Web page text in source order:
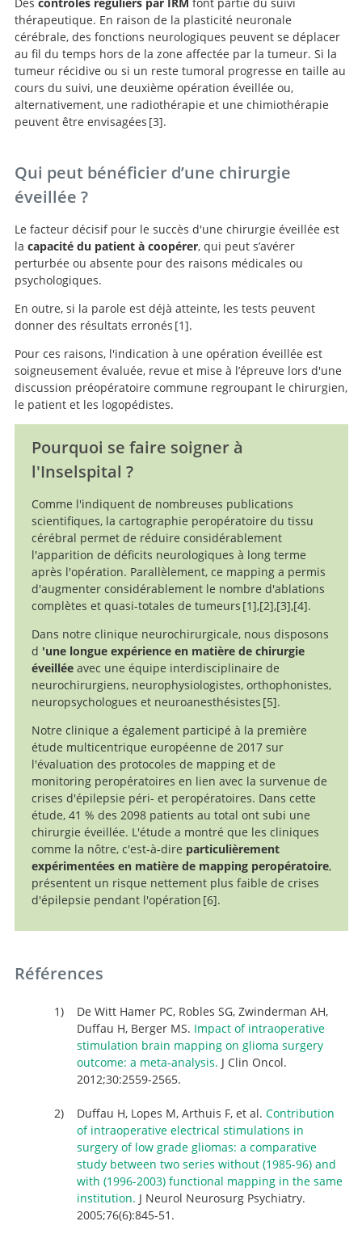
thérapeutique. En raison de la plasticité neuronale
cérébrale, des fonctions neurologiques peuvent se déplacer
au fil du temps hors de la zone affectée par la tumeur. Si la
tumeur récidive ou si un reste tumoral progresse en taille au
cours du suivi, une deuxième opération éveillée ou,
alternativement, une radiothérapie et une chimiothérapie
peuvent être envisagées 3
surgery for glioma: a prospective European Low Grade
Glioma Network multicenter study.
.
Qui peut bénéficier d’une chirurgie
éveillée ?
Le facteur décisif pour le succès d'une chirurgie éveillée est
la capacité du patient à coopérer, qui peut s’avérer
perturbée ou absente pour des raisons médicales ou
psychologiques.
En outre, si la parole est déjà atteinte, les tests peuvent
donner des résultats erronés 1
Impact of intraoperative stimulation
brain mapping on glioma surgery outcome: a meta-
analysis.
.
Pour ces raisons, l'indication à une opération éveillée est
soigneusement évaluée, revue et mise à l’épreuve lors d'une
discussion préopératoire commune regroupant le chirurgien,
le patient et les logopédistes.
Pourquoi se faire soigner à
l'Inselspital ?
Comme l'indiquent de nombreuses publications
scientifiques, la cartographie peropératoire du tissu
cérébral permet de réduire considérablement
l'apparition de déficits neurologiques à long terme
après l'opération. Parallèlement, ce mapping a permis
d'augmenter considérablement le nombre d'ablations
complètes et quasi-totales de tumeurs 1
Impact of intraoperative stimulation
brain mapping on glioma surgery outcome: a meta-
analysis.
, 2
Contribution of
intraoperative electrical stimulations in surgery of low
grade gliomas: a comparative study between two series
without (1985-96) and with (1996-2003) functional
mapping in the same institution.
, 3
Tolerance of awake
surgery for glioma: a prospective European Low Grade
Glioma Network multicenter study.
, 4
Functional mapping-
guided resection of low-grade gliomas in eloquent
areas of the brain: improvement of long-term survival.
.
Dans notre clinique neurochirurgicale, nous disposons
d 'une longue expérience en matière de chirurgie
éveilléeavec une équipe interdisciplinaire de
neurochirurgiens, neurophysiologistes, orthophonistes,
neuropsychologues et neuroanesthésistes 5
Extending
resection and preserving function: modern concepts of
glioma surgery.
.
Notre clinique a également participé à la première
étude multicentrique européenne de 2017 sur
l'évaluation des protocoles de mapping et de
monitoring peropératoires en lien avec la survenue de
crises d'épilepsie péri- et peropératoires. Dans cette
étude, 41 % des 2098 patients au total ont subi une
chirurgie éveillée. L'étude a montré que les cliniques
comme la nôtre, c'est-à-dire particulièrement
expérimentées en matière de mapping peropératoire,
présentent un risque nettement plus faible de crises
d'épilepsie pendant l'opération 6
Brain tumors in
seizures occurrence, and antiepileptic drug
.
Références
De Witt Hamer PC, Robles SG, Zwinderman AH,
Duffau H, Berger MS. Impact of intraoperative
stimulation brain mapping on glioma surgery
outcome: a meta-analysis. J Clin Oncol.
2012;30:2559-2565.
Duffau H, Lopes M, Arthuis F, et al. Contribution
of intraoperative electrical stimulations in
surgery of low grade gliomas: a comparative
study between two series without (1985-96) and
with (1996-2003) functional mapping in the same
institution. J Neurol Neurosurg Psychiatry.
2005;76(6):845-51.